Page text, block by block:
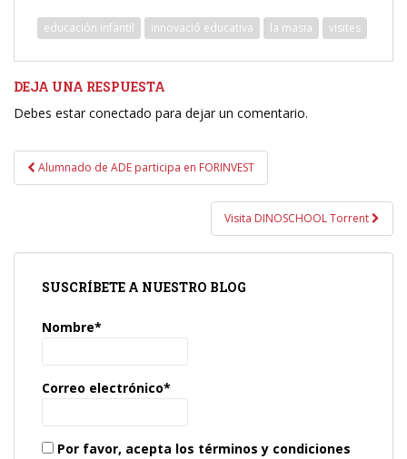
educación infantil innovació educativa la masia visites
DEJA UNA RESPUESTA
Debes estar conectado para dejar un comentario.
Navegación
de
Alumnado de ADE participa en FORINVEST
Visita DINOSCHOOL Torrent
SUSCRÍBETE A NUESTRO BLOG
Nombre*
Correo electrónico*
Por favor, acepta los términos y condiciones